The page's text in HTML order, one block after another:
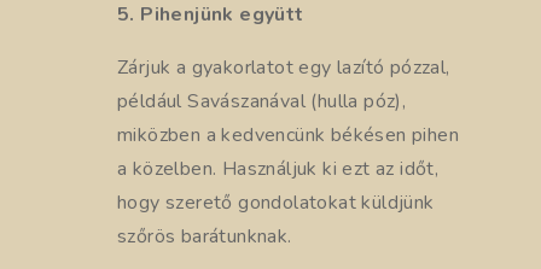
5. Pihenjünk együtt
Zárjuk a gyakorlatot egy lazító pózzal,
például Savászanával (hulla póz),
miközben a kedvencünk békésen pihen
a közelben. Használjuk ki ezt az időt,
hogy szerető gondolatokat küldjünk
szőrös barátunknak.